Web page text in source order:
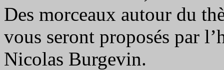
Des morceaux autour du
vous seront proposés par
Nicolas Burgevin.